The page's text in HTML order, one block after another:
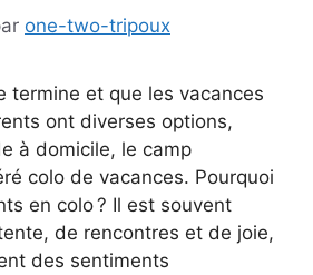
one-two-tripoux
termine et que les vacances
ont diverses options,
à domicile, le camp
colo de vacances. Pourquoi
en colo ? Il est souvent
de rencontres et de joie,
des sentiments